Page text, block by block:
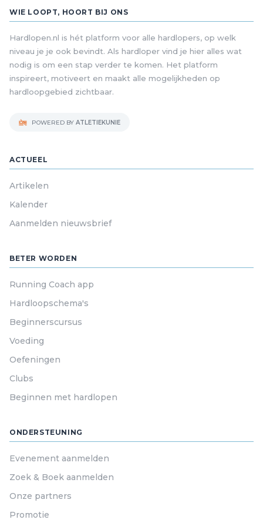
WIE LOOPT, HOORT BIJ ONS
Hardlopen.nl is hét platform voor alle hardlopers, op welk
niveau je je ook bevindt. Als hardloper vind je hier alles wat
nodig is om een stap verder te komen. Het platform
inspireert, motiveert en maakt alle mogelijkheden op
hardloopgebied zichtbaar.
POWERED BY ATLETIEKUNIE
ACTUEEL
Artikelen
Kalender
Aanmelden nieuwsbrief
BETER WORDEN
Running Coach app
Hardloopschema's
Beginnerscursus
Voeding
Oefeningen
Clubs
Beginnen met hardlopen
ONDERSTEUNING
Evenement aanmelden
Zoek & Boek aanmelden
Onze partners
Promotie